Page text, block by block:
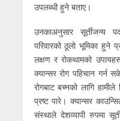
उपलब्धी हुने बताए।
उनकाअनुसार सूर्तीजन्य
परिवारको ठूलो भूमिका हुने
लक्षण र रोकथामको
क्यान्सर रोग पहिचान गर्न
रोगबाट बच्नको लागि
प्रष्ट पारे। क्यान्सर
संस्थाले देशव्यापी रुपमा